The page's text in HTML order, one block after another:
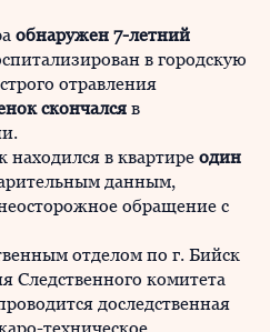
обнаружен 7-летний
в городскую
отравления
скончался в
находился в квартире один
данным,
обращение с
отделом по г. Бийск
Следственного комитета
доследственная